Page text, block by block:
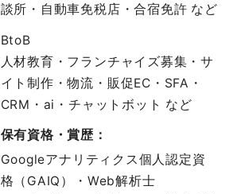
談所・自動車免税店・合宿免許 など
BtoB
人材教育・フランチャイズ募集・サ
イト制作・物流・販促EC・SFA・
CRM・ai・チャットボット など
保有資格・賞歴：
Googleアナリティクス個人認定資
格（GAIQ）・Web解析士